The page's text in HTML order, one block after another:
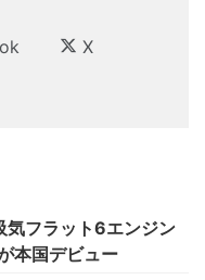
X
フラット6エンジン
本国デビュー